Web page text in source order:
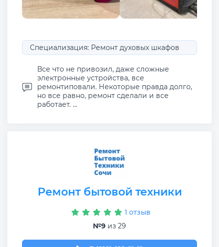
Специализация: Ремонт духовых шкафов
Все что не привозил, даже сложные
электронные устройства, все
ремонтиповали. Некоторые правда долго,
но все равно, ремонт сделали и все
работает. ...
Ремонт бытовой техники
1 отзыв
№9 из 29